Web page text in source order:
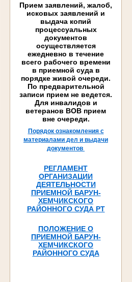
Прием заявлений, жалоб,
исковых заявлений и
выдача копий
процессуальных
документов
осуществляется
ежедневно в течение
всего рабочего времени
в приемной суда в
порядке живой очереди.
По предварительной
записи прием не ведется.
Для инвалидов и
ветеранов ВОВ прием
вне очереди.
Порядок ознакомления с
материалами дел и выдачи
документов
РЕГЛАМЕНТ
ОРГАНИЗАЦИИ
ДЕЯТЕЛЬНОСТИ
ПРИЕМНОЙ БАРУН-
ХЕМЧИКСКОГО
РАЙОННОГО СУДА РТ
ПОЛОЖЕНИЕ О
ПРИЕМНОЙ БАРУН-
ХЕМЧИКСКОГО
РАЙОННОГО СУДА